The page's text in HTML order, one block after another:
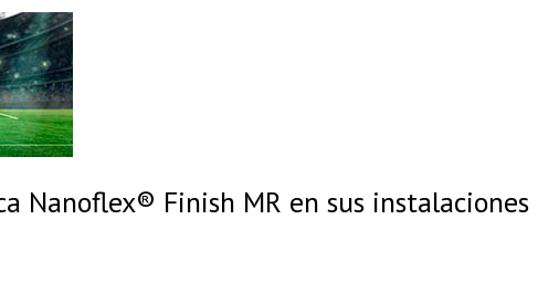
Nanoflex® Finish MR en sus instalaciones